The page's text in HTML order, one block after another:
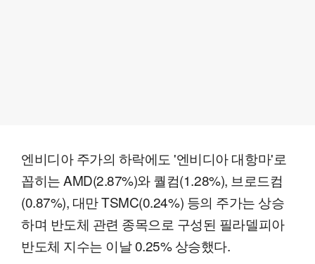
엔비디아 주가의 하락에도 '엔비디아 대항마'로
꼽히는 AMD(2.87%)와 퀄컴(1.28%), 브로드컴
(0.87%), 대만 TSMC(0.24%) 등의 주가는 상승
하며 반도체 관련 종목으로 구성된 필라델피아
반도체 지수는 이날 0.25% 상승했다.